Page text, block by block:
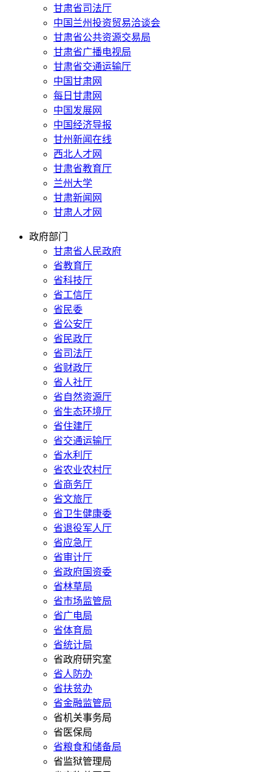
甘肃省司法厅
中国兰州投资贸易洽谈会
甘肃省公共资源交易局
甘肃省广播电视局
甘肃省交通运输厅
中国甘肃网
每日甘肃网
中国发展网
中国经济导报
甘州新闻在线
西北人才网
甘肃省教育厅
兰州大学
甘肃新闻网
甘肃人才网
政府部门
甘肃省人民政府
省教育厅
省科技厅
省工信厅
省民委
省公安厅
省民政厅
省司法厅
省财政厅
省人社厅
省自然资源厅
省生态环境厅
省住建厅
省交通运输厅
省水利厅
省农业农村厅
省商务厅
省文旅厅
省卫生健康委
省退役军人厅
省应急厅
省审计厅
省政府国资委
省林草局
省市场监管局
省广电局
省体育局
省统计局
省政府研究室
省人防办
省扶贫办
省金融监管局
省机关事务局
省医保局
省粮食和储备局
省监狱管理局